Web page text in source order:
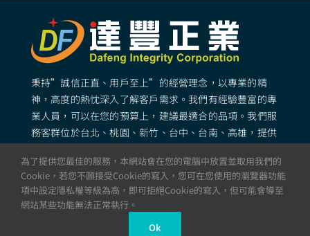
秉持”誠信正直、用戶至上”的經營理念，以專業的精
神，高度的熱忱深入了解客戶需求。我們有經驗豐富的專
業人員，可以在您的預算上，建議最適合的品項。我們服
務客群位於台北、桃園、新竹、台中、台南、高雄，提供
© All rights reserved. 達豐正業 – 矽膠製品・矽膠成型・
專業矽膠工廠
為了提供您最佳的服務，本網站會在您的電腦中放置並取用我們的
Cookie，若您不願接受Cookie的寫入，您可在您使用的瀏覽器功能
項中設定隱私權等級為高，即可拒絕Cookie的寫入，但可能會導至
網站某些功能無法正常執行。
Ok